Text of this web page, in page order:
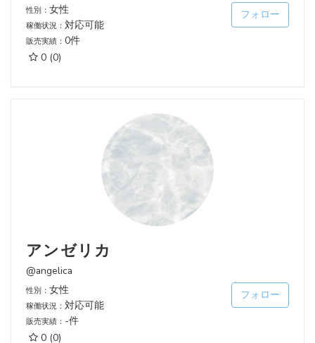
性別： 女性
稼働状況： 対応可能
販売実績： 0件
0 (0)
フォロー
アンゼリカ
@angelica
性別： 女性
稼働状況： 対応可能
販売実績： -件
0 (0)
フォロー